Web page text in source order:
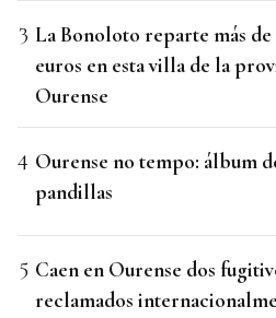
La Bonoloto reparte más
euros en esta villa de la
Ourense
Ourense no tempo: álbum
pandillas
Caen en Ourense dos
reclamados